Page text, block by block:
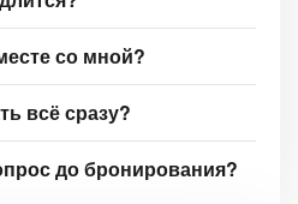
со мной?
всё сразу?
до бронирования?